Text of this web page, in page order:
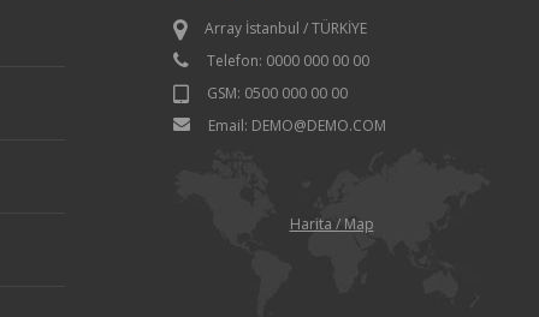
Array İstanbul / TÜRKİYE
Telefon: 0000 000 00 00
GSM: 0500 000 00 00
Email: DEMO@DEMO.COM
Harita / Map